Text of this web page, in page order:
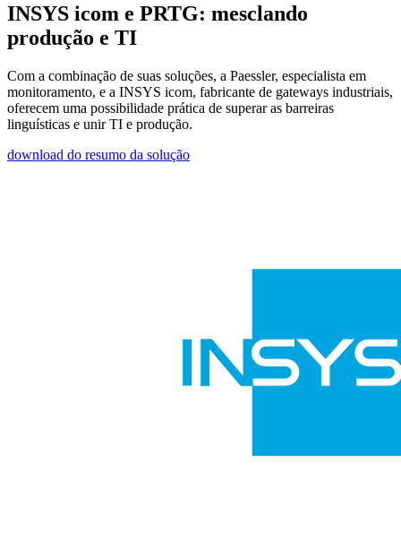
INSYS icom e PRTG: mesclando
produção e TI
Com a combinação de suas soluções, a Paessler, especialista em
monitoramento, e a INSYS icom, fabricante de gateways industriais,
oferecem uma possibilidade prática de superar as barreiras
linguísticas e unir TI e produção.
download do resumo da solução